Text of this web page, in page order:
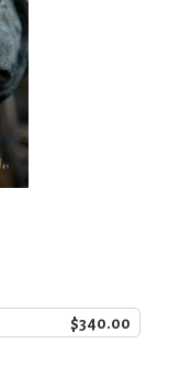
$340.00